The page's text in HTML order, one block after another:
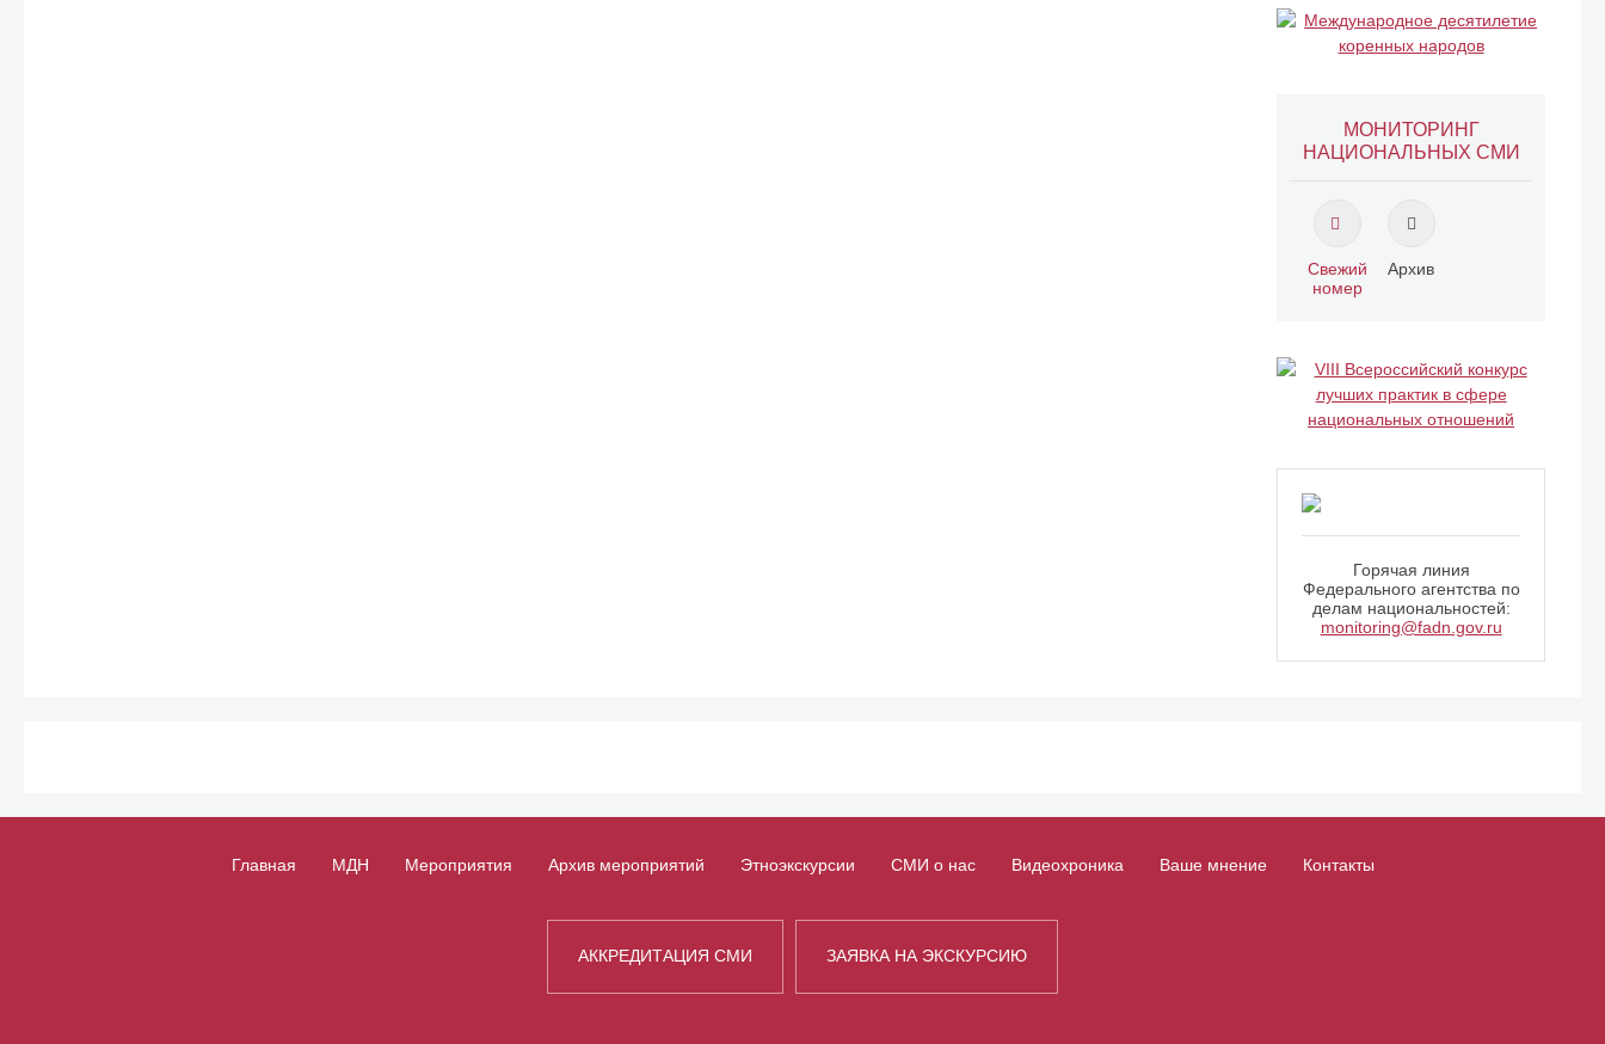
МОНИТОРИНГ
НАЦИОНАЛЬНЫХ СМИ
Свежий
номер
Архив
Горячая линия
Федерального агентства по
делам национальностей:
monitoring@fadn.gov.ru
Главная МДН Мероприятия Архив мероприятий Этноэкскурсии СМИ о нас Видеохроника Ваше мнение Контакты
АККРЕДИТАЦИЯ СМИ ЗАЯВКА НА ЭКСКУРСИЮ